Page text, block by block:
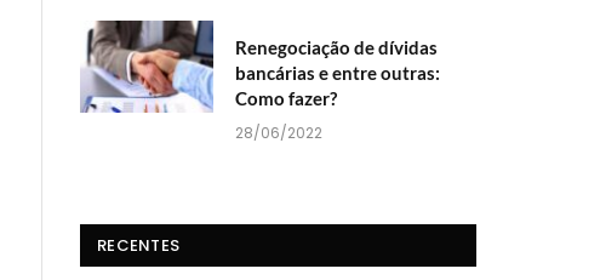
Renegociação de dívidas
bancárias e entre outras:
Como fazer?
28/06/2022
RECENTES